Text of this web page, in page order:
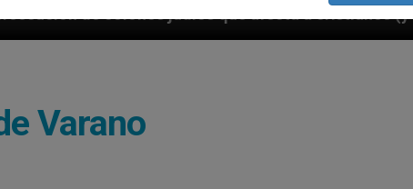
que afecta a cristianos (y no sólo) en Tierra Santa
Varano